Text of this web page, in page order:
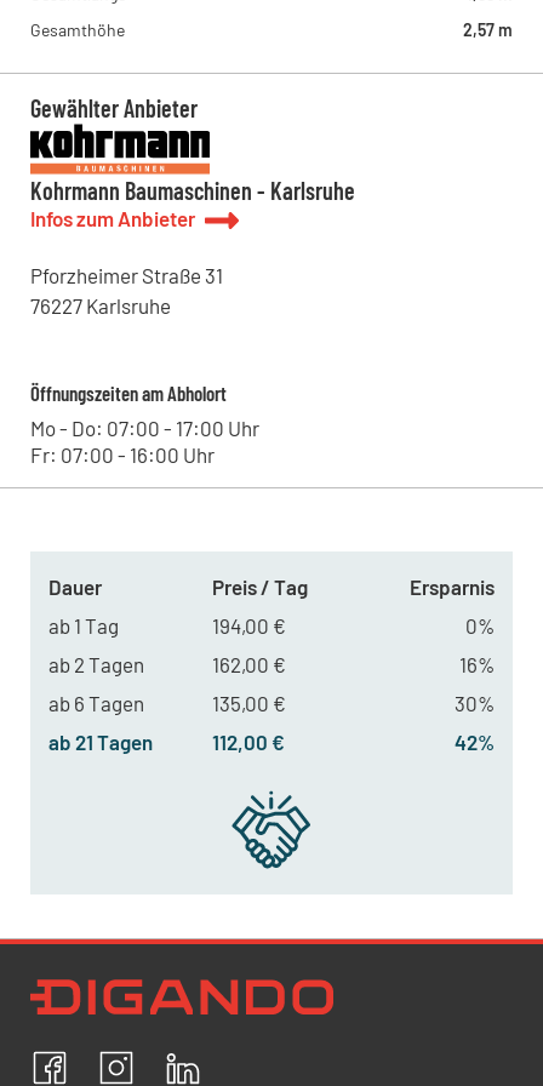
Gesamthöhe
2,57 m
Gewählter Anbieter
Kohrmann Baumaschinen - Karlsruhe
Infos zum Anbieter
Pforzheimer Straße 31
76227 Karlsruhe
Öffnungszeiten am Abholort
Mo - Do: 07:00 - 17:00 Uhr
Fr: 07:00 - 16:00 Uhr
Dauer Preis / Tag
Ersparnis
ab 1 Tag
194,00 €
0%
ab 2 Tagen
162,00 €
16%
ab 6 Tagen
135,00 €
30%
ab 21 Tagen
112,00 € 42%
FacebookInstagram
Ich bestätige, dass ich die
Datenschutzrichtlinien
personenbezogenen Daten einverstanden.